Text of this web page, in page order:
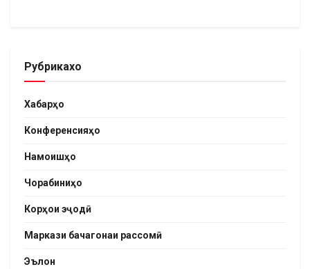
Рубрикахо
Хабарҳо
Конференсияҳо
Намоишҳо
Чорабиниҳо
Корҳои эҷодӣ
Маркази бачагонаи рассомӣ
Эълон